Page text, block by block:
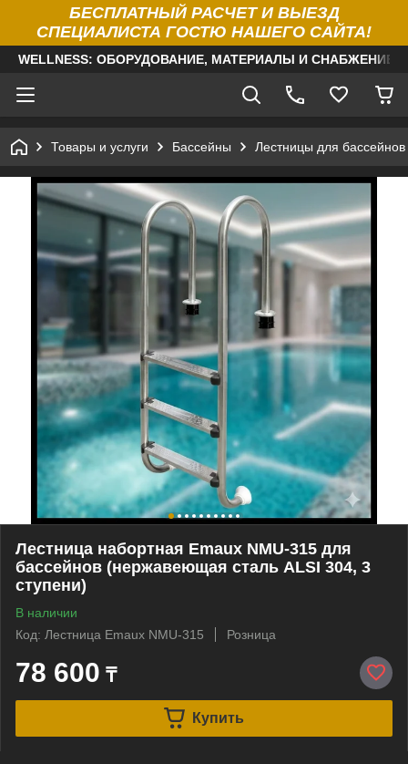
БЕСПЛАТНЫЙ РАСЧЕТ И ВЫЕЗД
СПЕЦИАЛИСТА ГОСТЮ НАШЕГО САЙТА!
WELLNESS: ОБОРУДОВАНИЕ, МАТЕРИАЛЫ И
Товары и услуги Бассейны Лестницы для бассейнов
Лестница набортная Emaux NMU-315 для
бассейнов (нержавеющая сталь ALSI 304, 3
ступени)
В наличии
Код: Лестница Emaux NMU-315
Розница
78 600 ₸
Купить